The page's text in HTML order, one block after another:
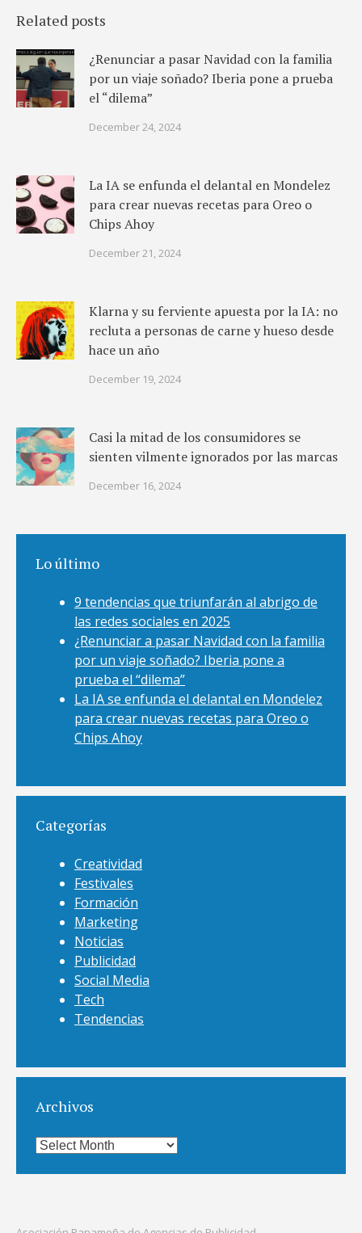
Related posts
¿Renunciar a pasar Navidad con la familia
por un viaje soñado? Iberia pone a prueba
el “dilema”
December 24, 2024
La IA se enfunda el delantal en Mondelez
para crear nuevas recetas para Oreo o
Chips Ahoy
December 21, 2024
Klarna y su ferviente apuesta por la IA: no
recluta a personas de carne y hueso desde
hace un año
December 19, 2024
Casi la mitad de los consumidores se
sienten vilmente ignorados por las marcas
December 16, 2024
Lo último
9 tendencias que triunfarán al abrigo de
las redes sociales en 2025
¿Renunciar a pasar Navidad con la familia
por un viaje soñado? Iberia pone a
prueba el “dilema”
La IA se enfunda el delantal en Mondelez
para crear nuevas recetas para Oreo o
Chips Ahoy
Categorías
Creatividad
Festivales
Formación
Marketing
Noticias
Publicidad
Social Media
Tech
Tendencias
Archivos
Archivos